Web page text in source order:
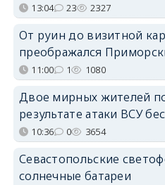
13:04 23 2327
От руин до визитной
преображался
11:00 1 1080
Двое мирных жителей
результате атаки ВСУ
10:36 0 3654
Севастопольские
солнечные батареи